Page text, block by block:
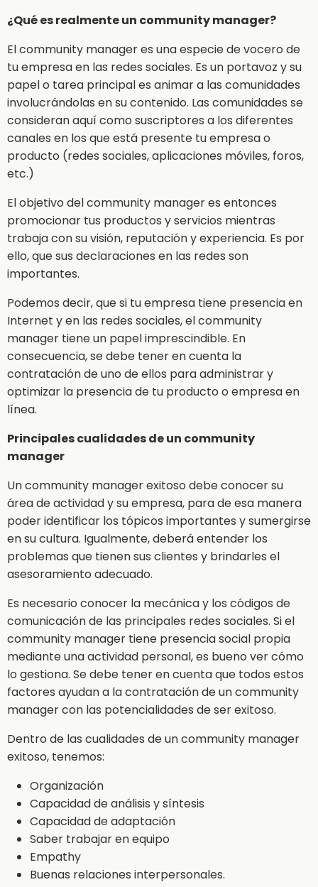
¿Qué es realmente un community manager?
El community manager es una especie de vocero de
tu empresa en las redes sociales. Es un portavoz y su
papel o tarea principal es animar a las comunidades
involucrándolas en su contenido. Las comunidades se
consideran aquí como suscriptores a los diferentes
canales en los que está presente tu empresa o
producto (redes sociales, aplicaciones móviles, foros,
etc.)
El objetivo del community manager es entonces
promocionar tus productos y servicios mientras
trabaja con su visión, reputación y experiencia. Es por
ello, que sus declaraciones en las redes son
importantes.
Podemos decir, que si tu empresa tiene presencia en
Internet y en las redes sociales, el community
manager tiene un papel imprescindible. En
consecuencia, se debe tener en cuenta la
contratación de uno de ellos para administrar y
optimizar la presencia de tu producto o empresa en
línea.
Principales cualidades de un community
manager
Un community manager exitoso debe conocer su
área de actividad y su empresa, para de esa manera
poder identificar los tópicos importantes y sumergirse
en su cultura. Igualmente, deberá entender los
problemas que tienen sus clientes y brindarles el
asesoramiento adecuado.
Es necesario conocer la mecánica y los códigos de
comunicación de las principales redes sociales. Si el
community manager tiene presencia social propia
mediante una actividad personal, es bueno ver cómo
lo gestiona. Se debe tener en cuenta que todos estos
factores ayudan a la contratación de un community
manager con las potencialidades de ser exitoso.
Dentro de las cualidades de un community manager
exitoso, tenemos:
Organización
Capacidad de análisis y síntesis
Capacidad de adaptación
Saber trabajar en equipo
Empathy
Buenas relaciones interpersonales.